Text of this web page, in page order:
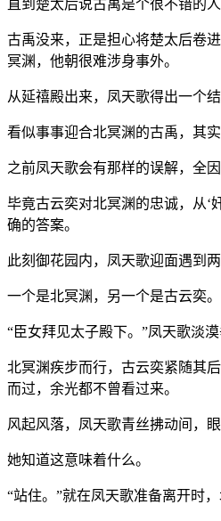
直到楚太后说古禹是个很不错的
古禹没来，正是担心将楚太后卷
冥渊，他朝很难涉身事外。
从延禧殿出来，凤天歌得出一个结
看似事事迎合北冥渊的古禹，其
之前凤天歌会有那样的误解，全因
毕竟古云奕对北冥渊的忠诚，从‘
确的答案。
此刻御花园内，凤天歌迎面遇到两
一个是北冥渊，另一个是古云奕。
“臣女拜见太子殿下。”凤天歌淡漠
北冥渊疾步而行，古云奕紧随其
而过，余光都不曾看过来。
风起风落，凤天歌青丝拂动间，
她知道这意味着什么。
“站住。”就在凤天歌准备离开时，